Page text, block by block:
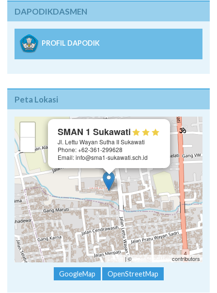
DAPODIKDASMEN
PROFIL DAPODIK
Peta Lokasi
SMAN 1 Sukawati
Jl. Lettu Wayan Sutha II Sukawati
Phone: +62-361-299628
Email: info@sma1-sukawati.sch.id
Leaflet | ©OpenStreetMap contributors
GoogleMap OpenStreetMap